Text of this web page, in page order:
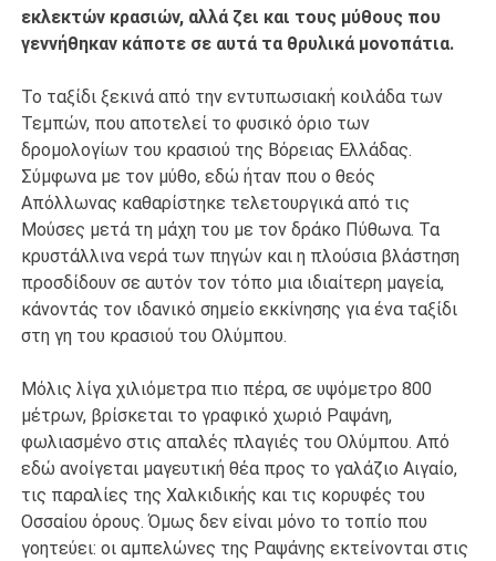
εκλεκτών κρασιών, αλλά ζει και τους μύθους που
γεννήθηκαν κάποτε σε αυτά τα θρυλικά μονοπάτια.
Το ταξίδι ξεκινά από την εντυπωσιακή κοιλάδα των
Τεμπών, που αποτελεί το φυσικό όριο των
δρομολογίων του κρασιού της Βόρειας Ελλάδας.
Σύμφωνα με τον μύθο, εδώ ήταν που ο θεός
Απόλλωνας καθαρίστηκε τελετουργικά από τις
Μούσες μετά τη μάχη του με τον δράκο Πύθωνα. Τα
κρυστάλλινα νερά των πηγών και η πλούσια βλάστηση
προσδίδουν σε αυτόν τον τόπο μια ιδιαίτερη μαγεία,
κάνοντάς τον ιδανικό σημείο εκκίνησης για ένα ταξίδι
στη γη του κρασιού του Ολύμπου.
Μόλις λίγα χιλιόμετρα πιο πέρα, σε υψόμετρο 800
μέτρων, βρίσκεται το γραφικό χωριό Ραψάνη,
φωλιασμένο στις απαλές πλαγιές του Ολύμπου. Από
εδώ ανοίγεται μαγευτική θέα προς το γαλάζιο Αιγαίο,
τις παραλίες της Χαλκιδικής και τις κορυφές του
Οσσαίου όρους. Όμως δεν είναι μόνο το τοπίο που
γοητεύει: οι αμπελώνες της Ραψάνης εκτείνονται στις